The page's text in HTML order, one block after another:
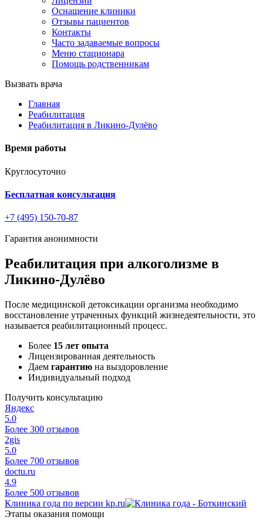
Оснащение клиники
Отзывы пациентов
Контакты
Часто задаваемые вопросы
Меню стационара
Помощь родственникам
Вызвать врача
Главная
Реабилитация
Реабилитация в Ликино-Дулёво
Время работы
Круглосуточно
Бесплатная консультация
+7 (495) 150-70-87
Гарантия анонимности
Реабилитация при алкоголизме в
Ликино-Дулёво
После медицинской детоксикации организма необходимо
восстановление утраченных функций жизнедеятельности, это
называется реабилитационный процесс.
Более 15 лет опыта
Лицензированная деятельность
Даем гарантию на выздоровление
Индивидуальный подход
Получить консультацию
Яндекс
5.0
Более 300 отзывов
2gis
5.0
Более 700 отзывов
doctu.ru
4.9
Более 500 отзывов
Клиника года по версии kp.ru
Этапы оказания помощи